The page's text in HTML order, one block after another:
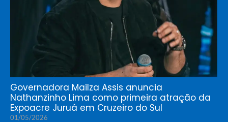
Governadora Mailza Assis anuncia
Nathanzinho Lima como primeira atração da
Expoacre Juruá em Cruzeiro do Sul
01/05/2026